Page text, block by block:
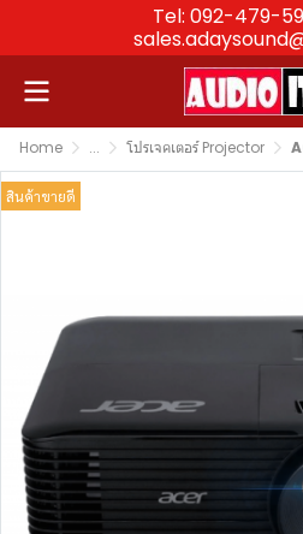
Tel: 092-479-
Home ... โปรเจคเตอร์ Projector
สินค้าขายดี